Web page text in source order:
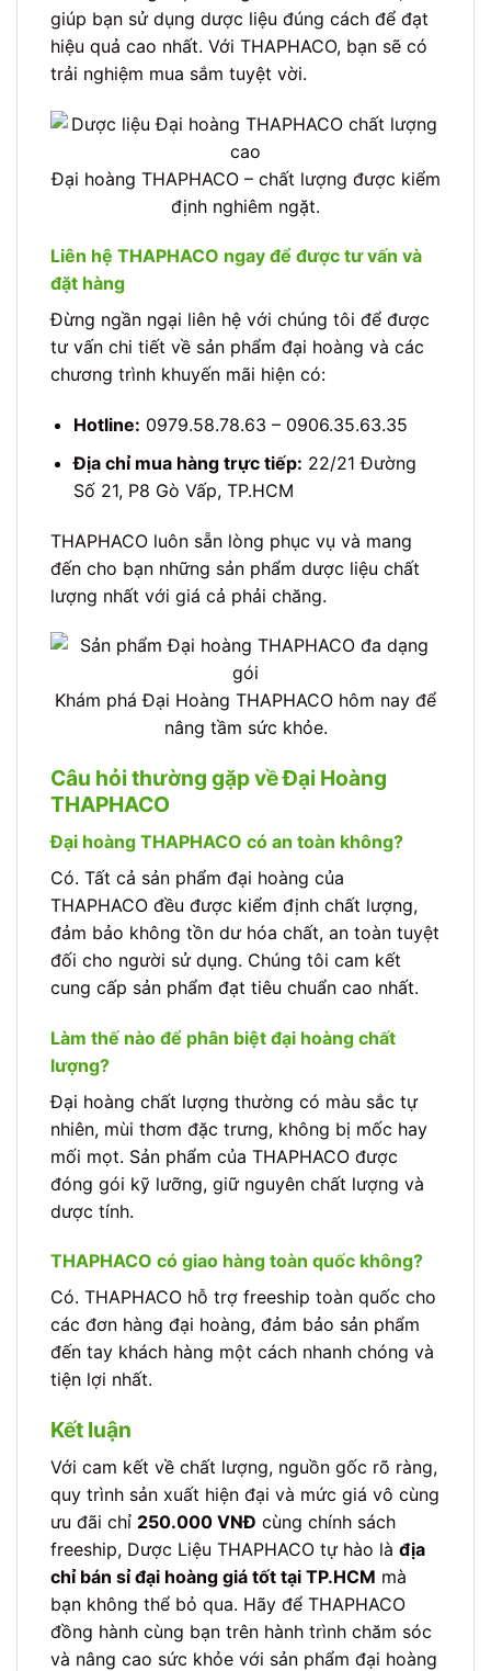
giúp bạn sử dụng dược liệu đúng cách để đạt
hiệu quả cao nhất. Với THAPHACO, bạn sẽ có
trải nghiệm mua sắm tuyệt vời.
Đại hoàng THAPHACO – chất lượng được kiểm
định nghiêm ngặt.
Liên hệ THAPHACO ngay để được tư vấn và
đặt hàng
Đừng ngần ngại liên hệ với chúng tôi để được
tư vấn chi tiết về sản phẩm đại hoàng và các
chương trình khuyến mãi hiện có:
Hotline: 0979.58.78.63 – 0906.35.63.35
Địa chỉ mua hàng trực tiếp: 22/21 Đường
Số 21, P8 Gò Vấp, TP.HCM
THAPHACO luôn sẵn lòng phục vụ và mang
đến cho bạn những sản phẩm dược liệu chất
lượng nhất với giá cả phải chăng.
Khám phá Đại Hoàng THAPHACO hôm nay để
nâng tầm sức khỏe.
Câu hỏi thường gặp về Đại Hoàng
THAPHACO
Đại hoàng THAPHACO có an toàn không?
Có. Tất cả sản phẩm đại hoàng của
THAPHACO đều được kiểm định chất lượng,
đảm bảo không tồn dư hóa chất, an toàn tuyệt
đối cho người sử dụng. Chúng tôi cam kết
cung cấp sản phẩm đạt tiêu chuẩn cao nhất.
Làm thế nào để phân biệt đại hoàng chất
lượng?
Đại hoàng chất lượng thường có màu sắc tự
nhiên, mùi thơm đặc trưng, không bị mốc hay
mối mọt. Sản phẩm của THAPHACO được
đóng gói kỹ lưỡng, giữ nguyên chất lượng và
dược tính.
THAPHACO có giao hàng toàn quốc không?
Có. THAPHACO hỗ trợ freeship toàn quốc cho
các đơn hàng đại hoàng, đảm bảo sản phẩm
đến tay khách hàng một cách nhanh chóng và
tiện lợi nhất.
Kết luận
Với cam kết về chất lượng, nguồn gốc rõ ràng,
quy trình sản xuất hiện đại và mức giá vô cùng
ưu đãi chỉ 250.000 VNĐ cùng chính sách
freeship, Dược Liệu THAPHACO tự hào là địa
chỉ bán sỉ đại hoàng giá tốt tại TP.HCM mà
bạn không thể bỏ qua. Hãy để THAPHACO
đồng hành cùng bạn trên hành trình chăm sóc
và nâng cao sức khỏe với sản phẩm đại hoàng